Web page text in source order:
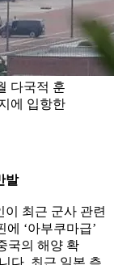
다국적 훈
에 입항한
발
최근 군사 관련
‘아부쿠마급’
국의 해양 확
다. 최근 일본 측